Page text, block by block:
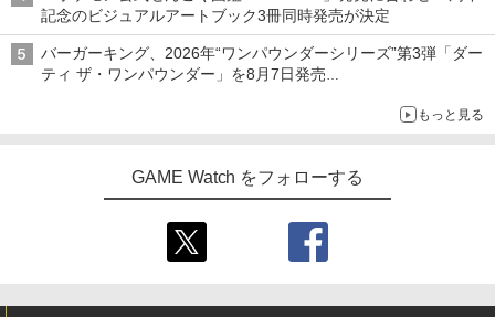
記念のビジュアルアートブック3冊同時発売が決定
バーガーキング、2026年“ワンパウンダーシリーズ”第3弾「ダー
ティ ザ・ワンパウンダー」を8月7日発売
もっと見る
GAME Watch をフォローする